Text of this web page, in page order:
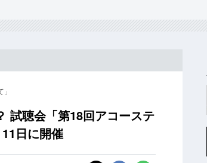
試聴会「第18回アコーステ
日に開催